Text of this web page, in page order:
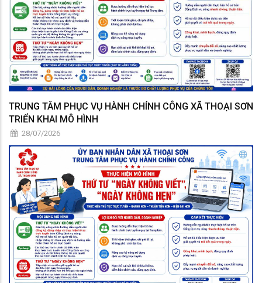
TRUNG TÂM PHỤC VỤ HÀNH CHÍNH CÔNG XÃ THOẠI SƠN
TRIỂN KHAI MÔ HÌNH
28/07/2026